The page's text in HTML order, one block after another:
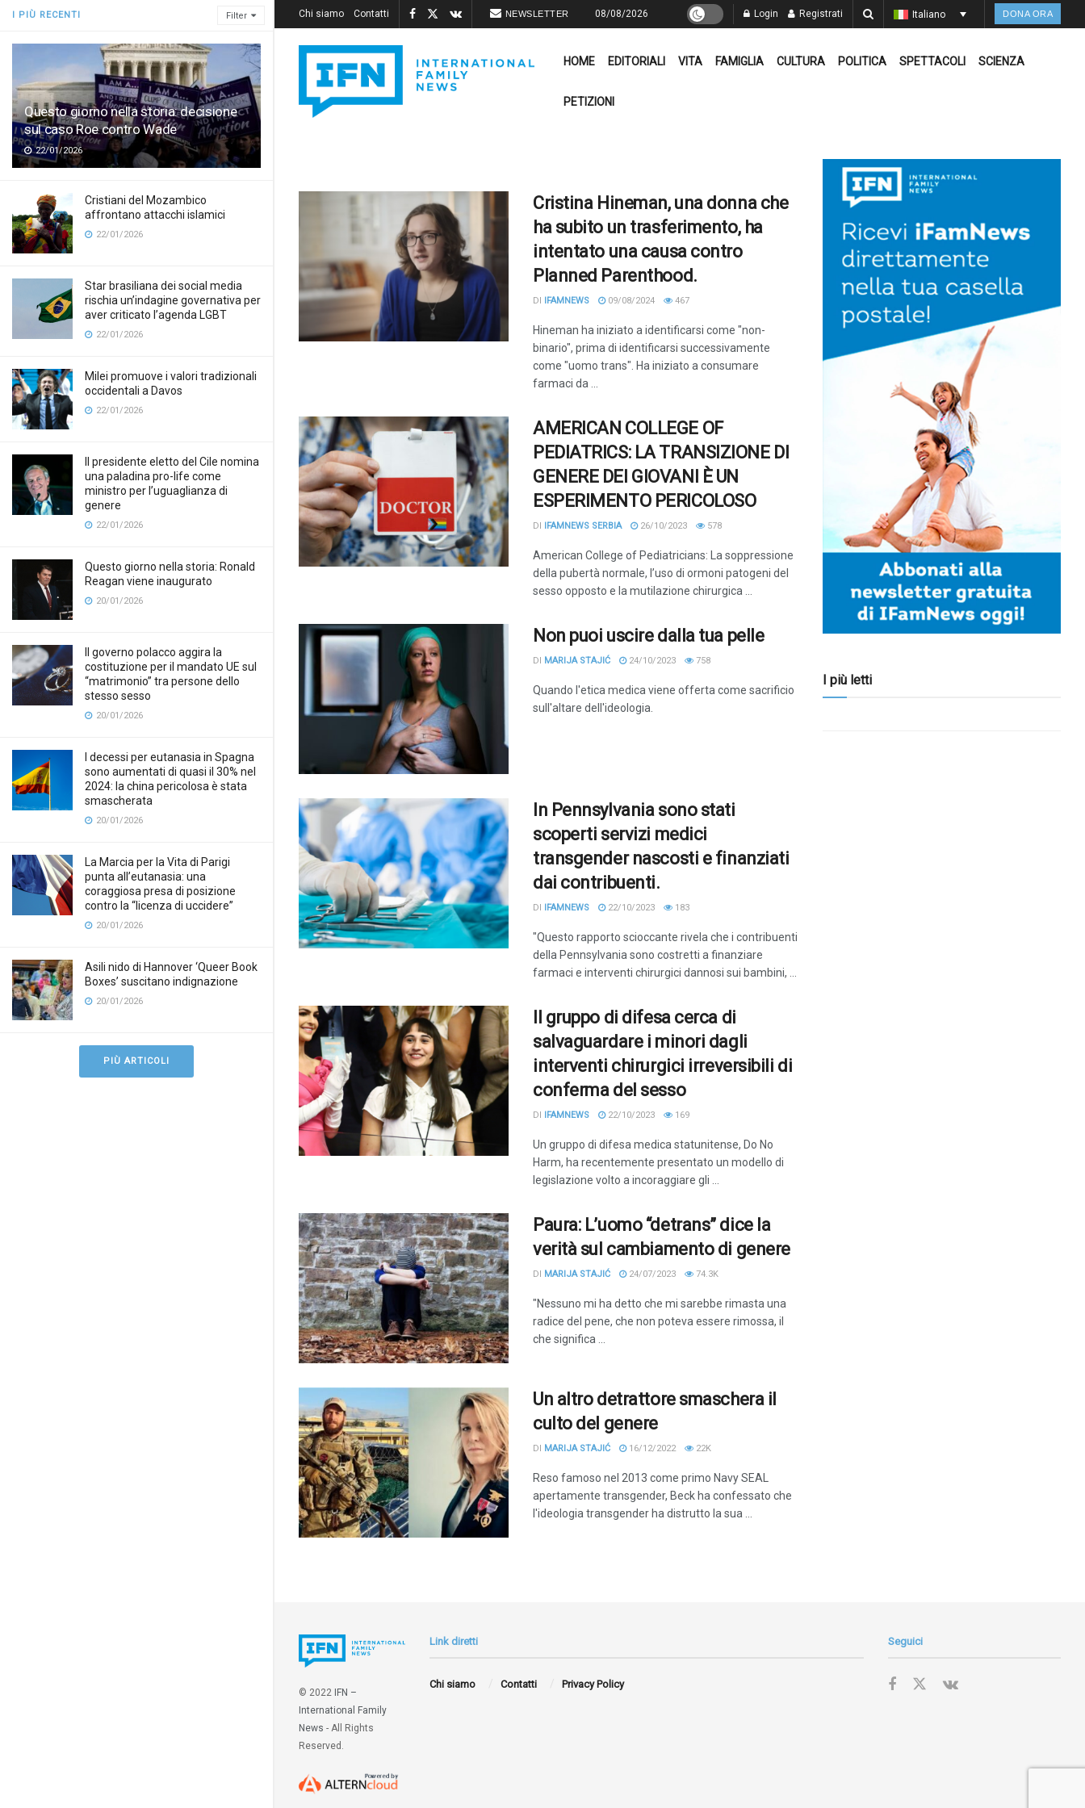
I PIÙ RECENTI Filter
Questo giorno nella storia: decisione
sul caso Roe contro Wade
22/01/2026
Cristiani del Mozambico
affrontano attacchi islamici
22/01/2026
Star brasiliana dei social media
rischia un’indagine governativa per
aver criticato l’agenda LGBT
22/01/2026
Milei promuove i valori tradizionali
occidentali a Davos
22/01/2026
Il presidente eletto del Cile nomina
una paladina pro-life come
ministro per l’uguaglianza di
genere
22/01/2026
Questo giorno nella storia: Ronald
Reagan viene inaugurato
20/01/2026
Il governo polacco aggira la
costituzione per il mandato UE sul
“matrimonio” tra persone dello
stesso sesso
20/01/2026
I decessi per eutanasia in Spagna
sono aumentati di quasi il 30% nel
2024: la china pericolosa è stata
smascherata
20/01/2026
La Marcia per la Vita di Parigi
punta all’eutanasia: una
coraggiosa presa di posizione
contro la “licenza di uccidere”
20/01/2026
Asili nido di Hannover ‘Queer Book
Boxes’ suscitano indignazione
20/01/2026
PIÙ ARTICOLI
Chi siamo Contatti NEWSLETTER 08/08/2026 Login Registrati Italiano DONA ORA
HOME EDITORIALI VITA FAMIGLIA CULTURA POLITICA SPETTACOLI SCIENZA
PETIZIONI
Cristina Hineman, una donna che
ha subito un trasferimento, ha
intentato una causa contro
Planned Parenthood.
DI IFAMNEWS 09/08/2024 467
Hineman ha iniziato a identificarsi come "non-
binario", prima di identificarsi successivamente
come "uomo trans". Ha iniziato a consumare
farmaci da ...
AMERICAN COLLEGE OF
PEDIATRICS: LA TRANSIZIONE DI
GENERE DEI GIOVANI È UN
ESPERIMENTO PERICOLOSO
DI IFAMNEWS SERBIA 26/10/2023 578
American College of Pediatricians: La soppressione
della pubertà normale, l’uso di ormoni patogeni del
sesso opposto e la mutilazione chirurgica ...
Non puoi uscire dalla tua pelle
DI MARIJA STAJIĆ 24/10/2023 758
Quando l'etica medica viene offerta come sacrificio
sull'altare dell'ideologia.
In Pennsylvania sono stati
scoperti servizi medici
transgender nascosti e finanziati
dai contribuenti.
DI IFAMNEWS 22/10/2023 183
"Questo rapporto scioccante rivela che i contribuenti
della Pennsylvania sono costretti a finanziare
farmaci e interventi chirurgici dannosi sui bambini, ...
Il gruppo di difesa cerca di
salvaguardare i minori dagli
interventi chirurgici irreversibili di
conferma del sesso
DI IFAMNEWS 22/10/2023 169
Un gruppo di difesa medica statunitense, Do No
Harm, ha recentemente presentato un modello di
legislazione volto a incoraggiare gli ...
Paura: L’uomo “detrans” dice la
verità sul cambiamento di genere
DI MARIJA STAJIĆ 24/07/2023 74.3K
"Nessuno mi ha detto che mi sarebbe rimasta una
radice del pene, che non poteva essere rimossa, il
che significa ...
Un altro detrattore smaschera il
culto del genere
DI MARIJA STAJIĆ 16/12/2022 22K
Reso famoso nel 2013 come primo Navy SEAL
apertamente transgender, Beck ha confessato che
l'ideologia transgender ha distrutto la sua ...
I più letti
© 2022 IFN –
International Family
News - All Rights
Reserved.
Link diretti
Chi siamo Contatti Privacy Policy
Seguici